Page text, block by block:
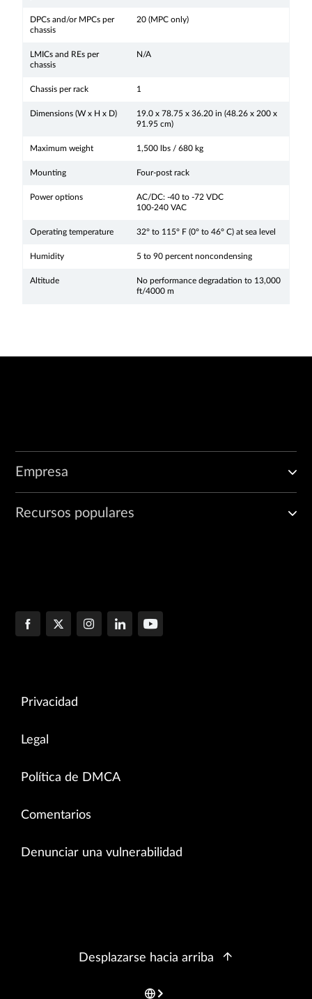
DPCs and/or MPCs per
chassis
20 (MPC only)
LMICs and REs per
chassis
N/A
Chassis per rack 1
Dimensions (W x H x D)
19.0 x 78.75 x 36.20 in (48.26 x 200 x
91.95 cm)
Maximum weight 1,500 lbs / 680 kg
Mounting Four-post rack
Power options
AC/DC: -40 to -72 VDC
100-240 VAC
Operating temperature 32° to 115° F (0° to 46° C) at sea level
Humidity 5 to 90 percent noncondensing
Altitude
No performance degradation to 13,000
ft/4000 m
Empresa
Recursos populares
Privacidad
Legal
Política de DMCA
Comentarios
Denunciar una vulnerabilidad
Desplazarse hacia arriba